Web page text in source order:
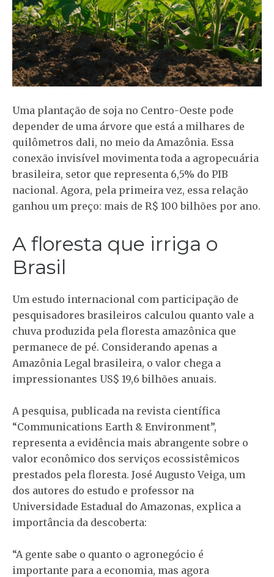
Uma plantação de soja no Centro-Oeste pode
depender de uma árvore que está a milhares de
quilômetros dali, no meio da Amazônia. Essa
conexão invisível movimenta toda a agropecuária
brasileira, setor que representa 6,5% do PIB
nacional. Agora, pela primeira vez, essa relação
ganhou um preço: mais de R$ 100 bilhões por ano.
A floresta que irriga o
Brasil
Um estudo internacional com participação de
pesquisadores brasileiros calculou quanto vale a
chuva produzida pela floresta amazônica que
permanece de pé. Considerando apenas a
Amazônia Legal brasileira, o valor chega a
impressionantes US$ 19,6 bilhões anuais.
A pesquisa, publicada na revista científica
“Communications Earth & Environment”,
representa a evidência mais abrangente sobre o
valor econômico dos serviços ecossistêmicos
prestados pela floresta. José Augusto Veiga, um
dos autores do estudo e professor na
Universidade Estadual do Amazonas, explica a
importância da descoberta:
“A gente sabe o quanto o agronegócio é
importante para a economia, mas agora